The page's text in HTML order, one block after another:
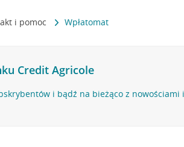
i pomoc Wpłatomat
Credit Agricole
i bądź na bieżąco z nowościami i